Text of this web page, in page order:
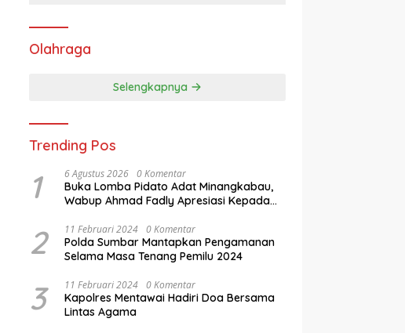
Olahraga
Selengkapnya
Trending Pos
1 6 Agustus 2026 0 Komentar
Buka Lomba Pidato Adat Minangkabau,
Wabup Ahmad Fadly Apresiasi Kepada
2 11 Februari 2024 0 Komentar
Polda Sumbar Mantapkan Pengamanan
Selama Masa Tenang Pemilu 2024
3 11 Februari 2024 0 Komentar
Kapolres Mentawai Hadiri Doa Bersama
Lintas Agama